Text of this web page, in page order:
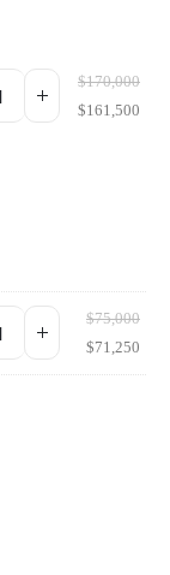
$170,000
$161,500
$75,000
$71,250